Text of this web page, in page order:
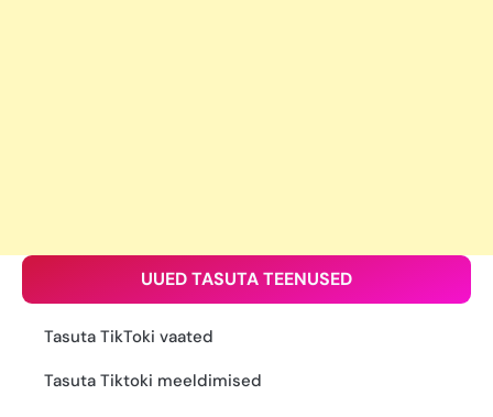
UUED TASUTA TEENUSED
Tasuta TikToki vaated
Tasuta Tiktoki meeldimised